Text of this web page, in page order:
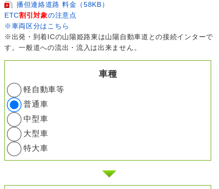
播但連絡道路 料金（58KB）
ETC割引対象の注意点
※車両区分はこちら
※出発・到着ICの山陽姫路東は山陽自動車道との接続インターで
す。一般道への流出・流入は出来ません。
車種
軽自動車等
普通車
中型車
大型車
特大車